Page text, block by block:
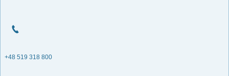
+48 519 318 800